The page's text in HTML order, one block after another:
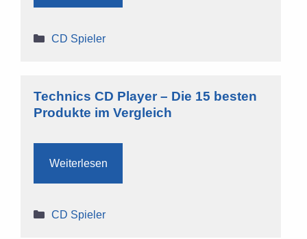
Kategorien
CD Spieler
Technics CD Player – Die 15 besten
Produkte im Vergleich
Weiterlesen
Kategorien
CD Spieler